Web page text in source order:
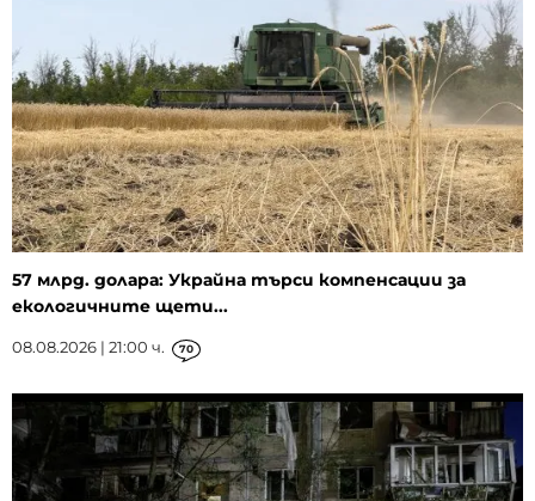
57 млрд. долара: Украйна търси компенсации за
екологичните щети...
08.08.2026 | 21:00 ч. 70